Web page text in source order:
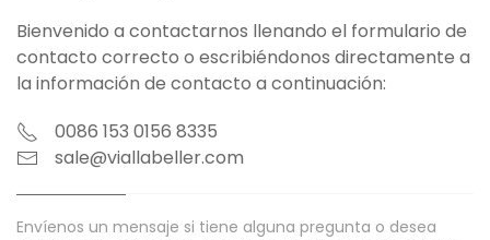
Bienvenido a contactarnos llenando el formulario de
contacto correcto o escribiéndonos directamente a
la información de contacto a continuación:
0086 153 0156 8335
sale@viallabeller.com
Envíenos un mensaje si tiene alguna pregunta o desea